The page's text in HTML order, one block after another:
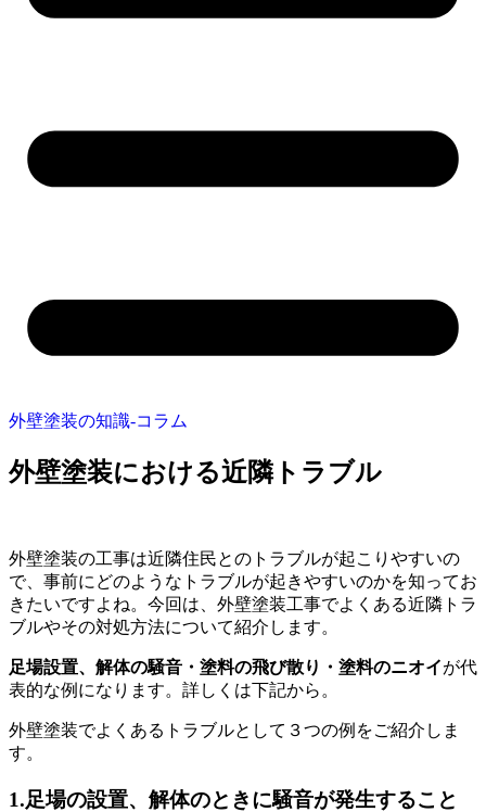
外壁塗装の知識‐コラム
外壁塗装における近隣トラブル
外壁塗装の工事は近隣住民とのトラブルが起こりやすいの
で、事前にどのようなトラブルが起きやすいのかを知ってお
きたいですよね。今回は、外壁塗装工事でよくある近隣トラ
ブルやその対処方法について紹介します。
足場設置、解体の騒音 ・ 塗料の飛び散り ・ 塗料のニオイが代
表的な例になります。詳しくは下記から。
外壁塗装でよくあるトラブルとして３つの例をご紹介しま
す。
1.足場の設置、解体のときに騒音が発生すること